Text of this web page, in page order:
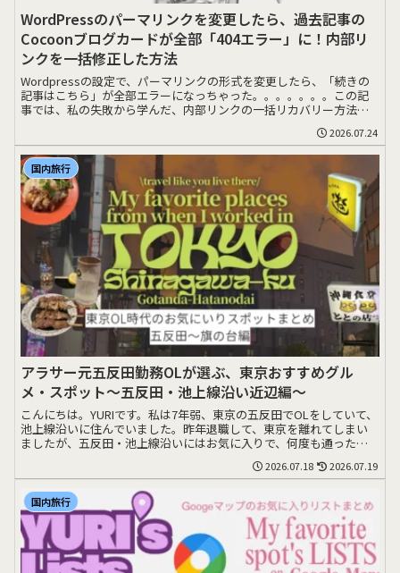
WordPressのパーマリンクを変更したら、過去記事の
Cocoonブログカードが全部「404エラー」に！内部リ
ンクを一括修正した方法
Wordpressの設定で、パーマリンクの形式を変更したら、「続きの
記事はこちら」が全部エラーになっちゃった。。。。。。。この記
事では、私の失敗から学んだ、内部リンクの一括リカバリー方法を
2026.07.24
国内旅行
アラサー元五反田勤務OLが選ぶ、東京おすすめグル
メ・スポット〜五反田・池上線沿い近辺編〜
こんにちは。YURIです。私は7年弱、東京の五反田でOLをしていて、
池上線沿いに住んでいました。昨年退職して、東京を離れてしまい
ましたが、五反田・池上線沿いにはお気に入りで、何度も通ったお
2026.07.18 2026.07.19
国内旅行